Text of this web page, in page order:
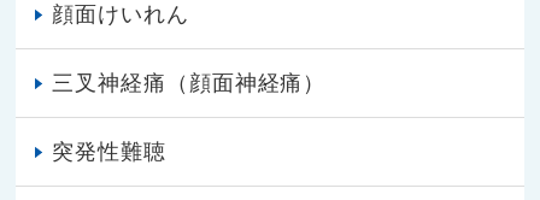
顔面けいれん
三叉神経痛（顔面神経痛）
突発性難聴